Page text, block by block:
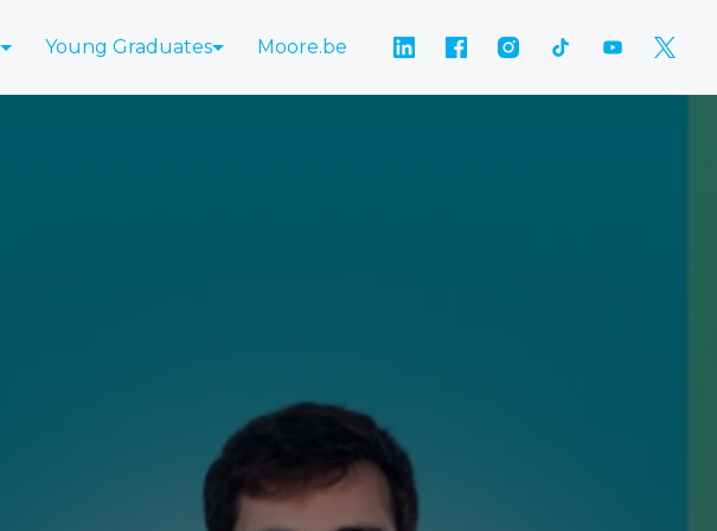
Young Graduates Moore.be